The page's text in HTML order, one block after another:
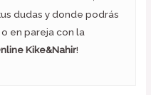
dudas y donde podrás
en pareja con la
Kike&Nahir!